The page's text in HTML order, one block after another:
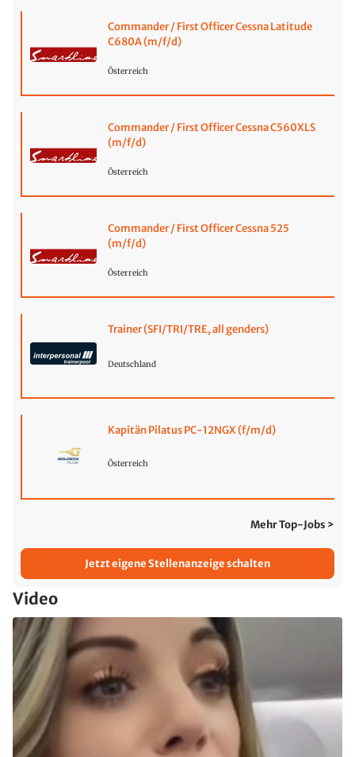
Commander / First Officer Cessna Latitude
C680A (m/f/d)
Österreich
Commander / First Officer Cessna C560XLS
(m/f/d)
Österreich
Commander / First Officer Cessna 525
(m/f/d)
Österreich
Trainer (SFI/TRI/TRE, all genders)
Deutschland
Kapitän Pilatus PC-12NGX (f/m/d)
Österreich
Mehr Top-Jobs >
Jetzt eigene Stellenanzeige schalten
Video